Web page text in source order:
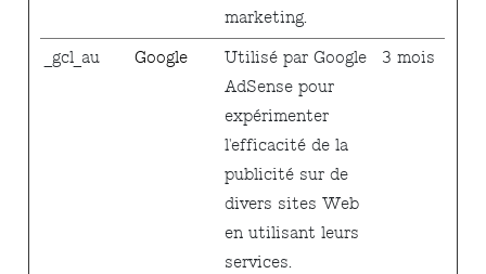
marketing.
_gcl_au Google
Utilisé par Google
AdSense pour
expérimenter
l'efficacité de la
publicité sur de
divers sites Web
en utilisant leurs
services.
3 mois